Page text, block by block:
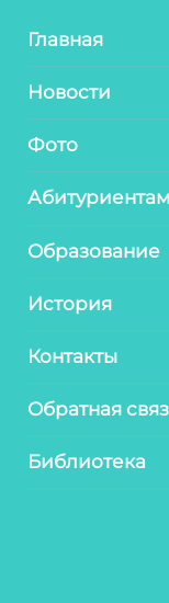
Главная
Новости
Фото
Абитуриентам
Образование
История
Контакты
Обратная
Библиотека